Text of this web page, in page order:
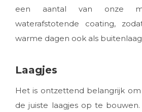
een aantal van onze
waterafstotende coating,
warme dagen ook als
Laagjes
Het is ontzettend belangrijk
de juiste laagjes op te